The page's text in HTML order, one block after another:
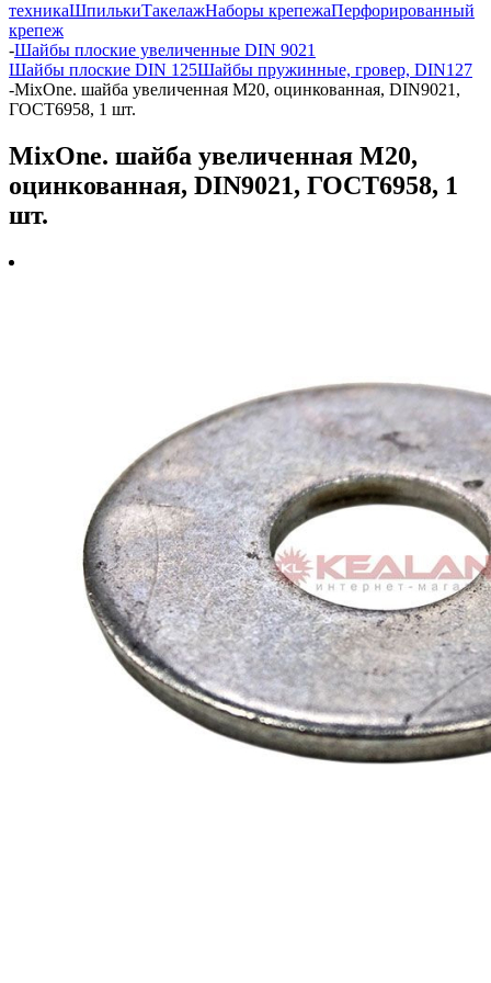
техникаШпилькиТакелажНаборы крепежаПерфорированный
крепеж
-Шайбы плоские увеличенные DIN 9021
Шайбы плоские DIN 125Шайбы пружинные, гровер, DIN127
-MixOne. шайба увеличенная М20, оцинкованная, DIN9021,
ГОСТ6958, 1 шт.
MixOne. шайба увеличенная М20,
оцинкованная, DIN9021, ГОСТ6958, 1
шт.